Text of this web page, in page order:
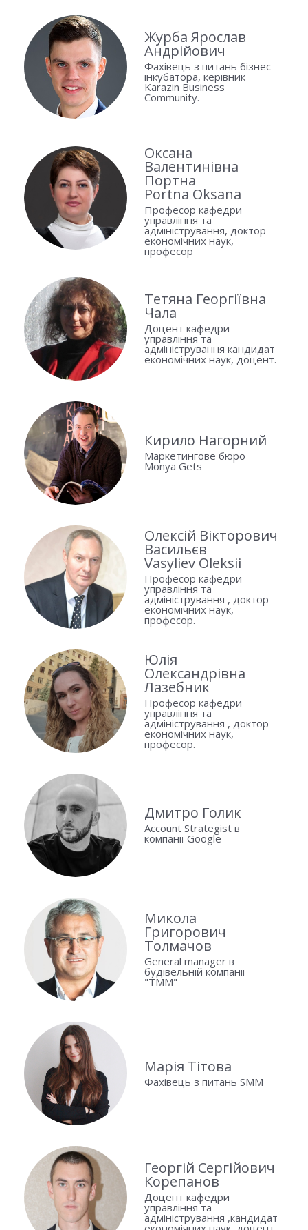
Журба Ярослав
Андрійович
Фахівець з питань бізнес-
інкубатора, керівник
Karazin Business
Community.
Оксана
Валентинівна
Портна
Portna Oksana
Професор кафедри
управління та
адміністрування, доктор
економічних наук,
професор
Тетяна Георгіївна
Чала
Доцент кафедри
управління та
адміністрування кандидат
економічних наук, доцент.
Кирило Нагорний
Маркетингове бюро
Monya Gets
Олексій Вікторович
Васильєв
Vasyliev Oleksii
Професор кафедри
управління та
адміністрування , доктор
економічних наук,
професор.
Юлія
Олександрівна
Лазебник
Професор кафедри
управління та
адміністрування , доктор
економічних наук,
професор.
Дмитро Голик
Account Strategist в
компанії Google
Микола
Григорович
Толмачов
General manager в
будівельній компанії
"ТММ"
Марія Тітова
Фахівець з питань SMM
Георгій Сергійович
Корепанов
Доцент кафедри
управління та
адміністрування ,кандидат